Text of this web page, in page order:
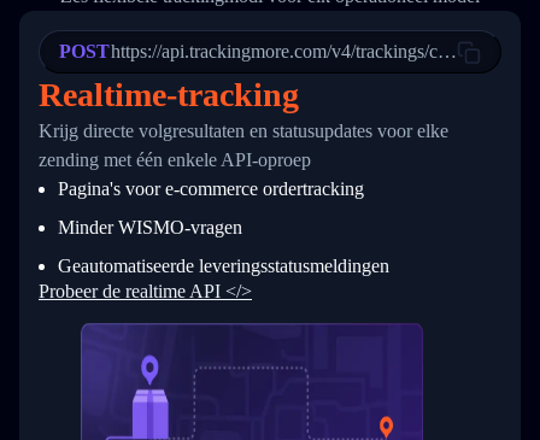
21
22
23
24
25
27
28
29
30
31
33
34
            "Date": "2017-03-08 04: 22: 00",
"StatusDescription": "Departed
"Details": "Departed Facility
          },
          {
            "Date": "2017-03-06 15:28:00",
"StatusDescription": "Shipment
"Details": "BEIJING-
          }
      }
  }
}
POSThttps://api.trackingmore.com/v4/trackings/create
Realtime-tracking
Krijg directe volgresultaten en statusupdates voor elke
zending met één enkele API-oproep
Pagina's voor e-commerce ordertracking
Minder WISMO-vragen
Geautomatiseerde leveringsstatusmeldingen
Probeer de realtime API </>